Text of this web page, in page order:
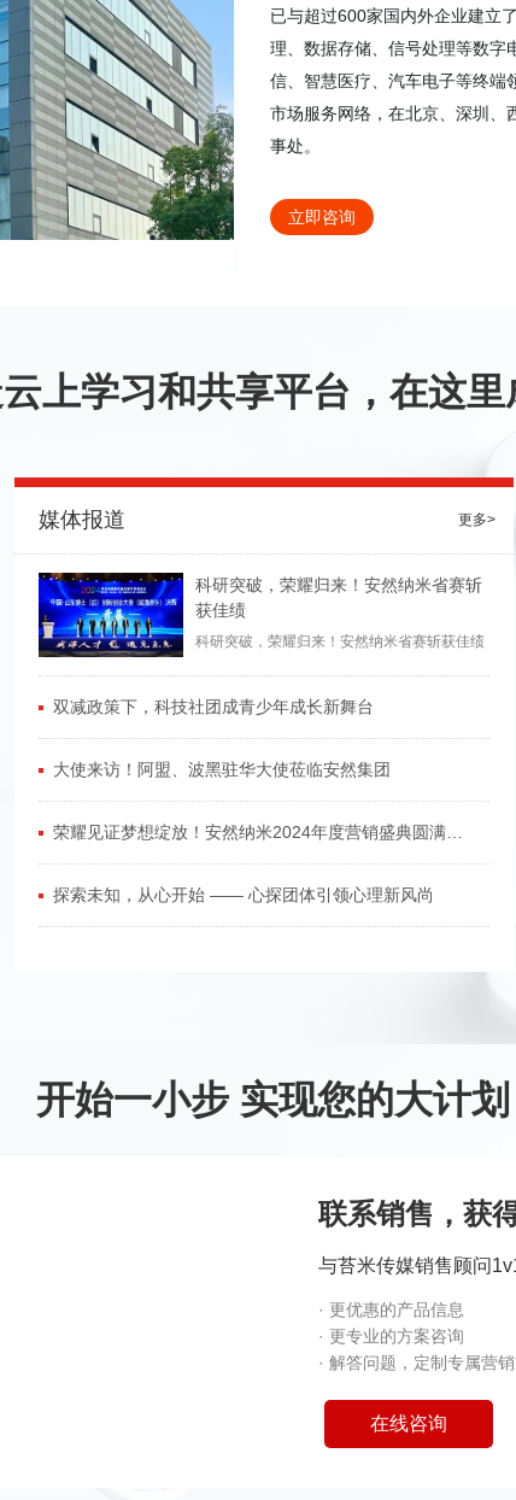
已与超过600家国内外企业建立
理、数据存储、信号处理等数字
信、智慧医疗、汽车电子等终端
市场服务网络，在北京、深圳、
事处。
立即咨询
上学习和共享平台，在这里
媒体报道 更多>
科研突破，荣耀归来！安然纳米省赛斩
获佳绩
科研突破，荣耀归来！安然纳米省赛斩获佳绩
双减政策下，科技社团成青少年成长新舞台
大使来访！阿盟、波黑驻华大使莅临安然集团
荣耀见证梦想绽放！安然纳米2024年度营销盛典圆满落
探索未知，从心开始 —— 心探团体引领心理新风尚
开始一小步 实现您的大计划
联系销售，获
与苔米传媒销售顾问
· 更优惠的产品信息
· 更专业的方案咨询
· 解答问题，定制专属营
在线咨询